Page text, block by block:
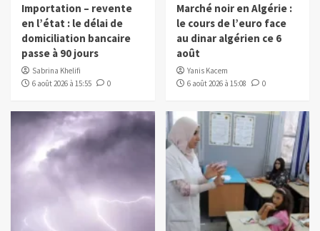
Importation – revente
en l’état : le délai de
domiciliation bancaire
passe à 90 jours
Sabrina Khelifi
6 août 2026 à 15:55
0
Marché noir en Algérie :
le cours de l’euro face
au dinar algérien ce 6
août
Yanis Kacem
6 août 2026 à 15:08
0